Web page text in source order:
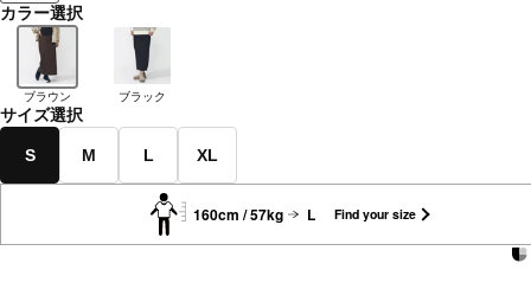
カラー選択
ブラウン ブラック
サイズ選択
S M L XL
160cm / 57kg L Find your size